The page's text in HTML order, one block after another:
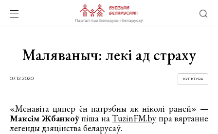
Маляваныч: лекі ад страху
07.12.2020 КУЛЬТУРА
«Менавіта цяпер ён патрэбны як ніколі раней» —
Максім Жбанкоўпіша на TuzinFM.by пра вяртанне
легенды дзяцінства беларусаў.